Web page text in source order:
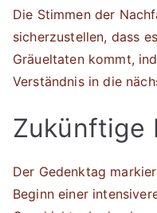
Die Stimmen der
sicherzustellen, dass
Gräueltaten kommt,
Verständnis in die
Zukünftige
Der Gedenktag
Beginn einer